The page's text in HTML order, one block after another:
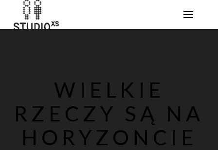
WIELKIE
RZECZY SĄ NA
HORYZONCIE